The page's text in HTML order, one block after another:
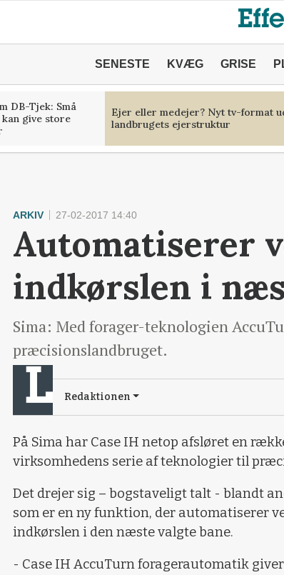
SENESTE KVÆG GRISE
DB-Tjek: Små
give store
Ejer eller medejer? Nyt tv-format
landbrugets ejerstruktur
ARKIV 27-02-2017 14:40
Automatiserer
indkørslen i
Sima: Med forager-teknologien
præcisionslandbruget.
Redaktionen
På Sima har Case IH netop afsløret en
virksomhedens serie af teknologier til
Det drejer sig – bogstaveligt talt - blandt
som er en ny funktion, der automatiserer
indkørslen i den næste valgte bane.
- Case IH AccuTurn foragerautomatik